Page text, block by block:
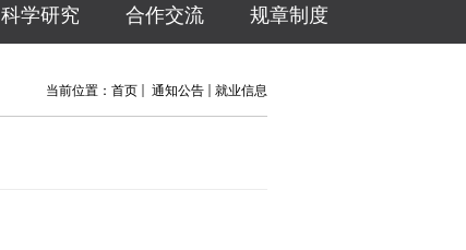
科学研究 合作交流 规章制度
当前位置： 首页 通知公告 就业信息